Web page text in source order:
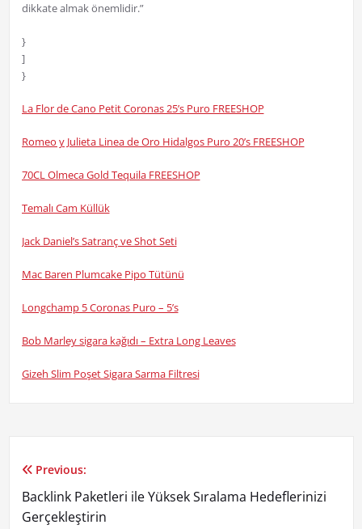
dikkate almak önemlidir.”
}
]
}
La Flor de Cano Petit Coronas 25’s Puro FREESHOP
Romeo y Julieta Linea de Oro Hidalgos Puro 20’s FREESHOP
70CL Olmeca Gold Tequila FREESHOP
Temalı Cam Küllük
Jack Daniel’s Satranç ve Shot Seti
Mac Baren Plumcake Pipo Tütünü
Longchamp 5 Coronas Puro – 5’s
Bob Marley sigara kağıdı – Extra Long Leaves
Gizeh Slim Poşet Sigara Sarma Filtresi
Yazı
gezinmesi
Previous:
Backlink Paketleri ile Yüksek Sıralama Hedeflerinizi
Gerçekleştirin